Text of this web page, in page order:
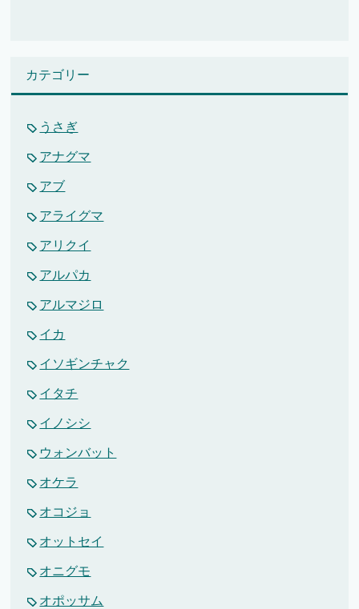
カテゴリー
うさぎ
アナグマ
アブ
アライグマ
アリクイ
アルパカ
アルマジロ
イカ
イソギンチャク
イタチ
イノシシ
ウォンバット
オケラ
オコジョ
オットセイ
オニグモ
オポッサム